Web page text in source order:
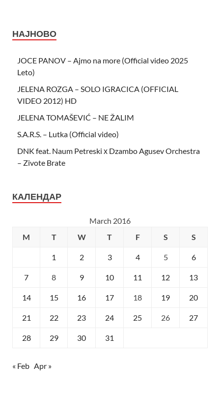
НАЈНОВО
JOCE PANOV – Ajmo na more (Official video 2025
Leto)
JELENA ROZGA – SOLO IGRACICA (OFFICIAL
VIDEO 2012) HD
JELENA TOMAŠEVIĆ – NE ŽALIM
S.A.R.S. – Lutka (Official video)
DNK feat. Naum Petreski х Dzambo Agusev Orchestra
– Zivote Brate
КАЛЕНДАР
March 2016
M
T W T F S S
1 2 3 4 5 6
7 8 9 10 11 12 13
14 15 16 17 18 19 20
21 22 23 24 25 26 27
28 29 30 31
« Feb Apr »